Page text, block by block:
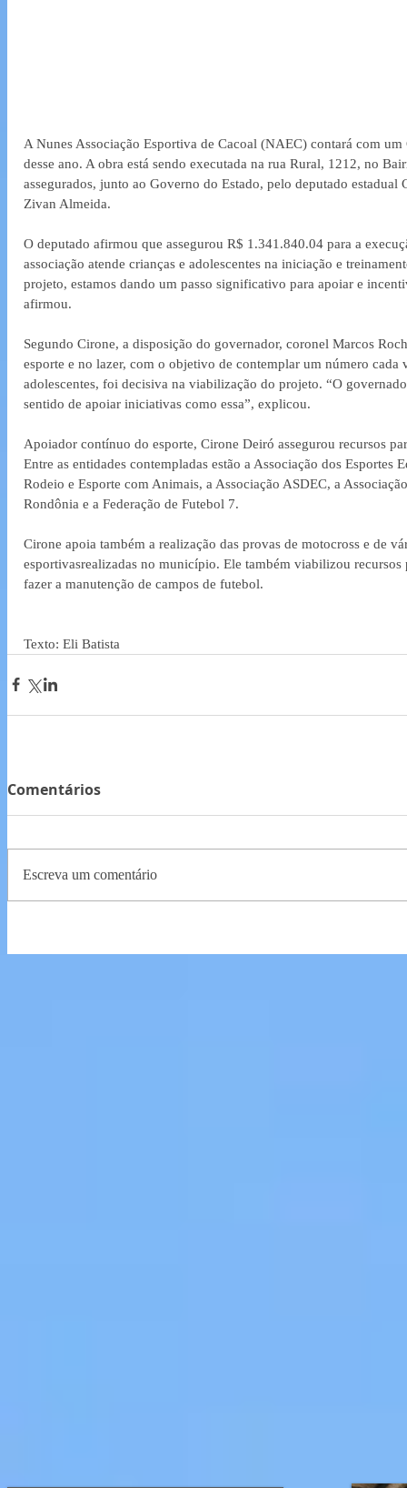
A Nunes Associação Esportiva de Cacoal (NAEC) contará com
desse ano. A obra está sendo executada na rua Rural, 1212, no
assegurados, junto ao Governo do Estado, pelo deputado
Zivan Almeida.
O deputado afirmou que assegurou R$ 1.341.840.04 para a
associação atende crianças e adolescentes na iniciação e
projeto, estamos dando um passo significativo para apoiar e
afirmou.
Segundo Cirone, a disposição do governador, coronel Marcos
esporte e no lazer, com o objetivo de contemplar um número cada
adolescentes, foi decisiva na viabilização do projeto. “O
sentido de apoiar iniciativas como essa”, explicou.
Apoiador contínuo do esporte, Cirone Deiró assegurou recursos
Entre as entidades contempladas estão a Associação dos Esportes
Rodeio e Esporte com Animais, a Associação ASDEC, a
Rondônia e a Federação de Futebol 7.
Cirone apoia também a realização das provas de motocross e de
esportivasrealizadas no município. Ele também viabilizou recursos
fazer a manutenção de campos de futebol.
Texto: Eli Batista
Comentários
Escreva um comentário